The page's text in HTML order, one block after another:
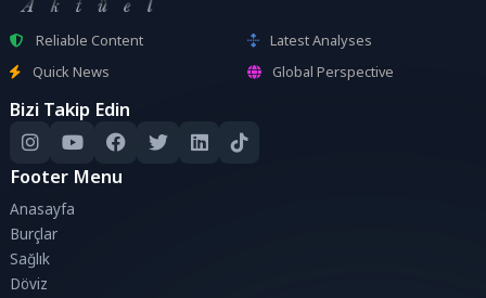
Reliable Content
Latest Analyses
Quick News
Global Perspective
Bizi Takip Edin
Footer Menu
Anasayfa
Burçlar
Sağlık
Döviz